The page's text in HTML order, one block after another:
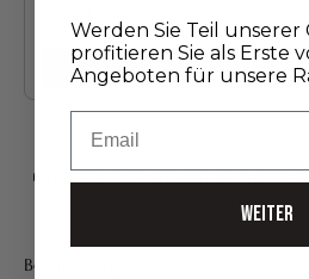
24,00 €
KOSTENLOSER VERSAND AB 75 €*
Beschreibung
Werden Sie Teil
profitieren Sie als Erste
Angeboten für unsere
WEITER